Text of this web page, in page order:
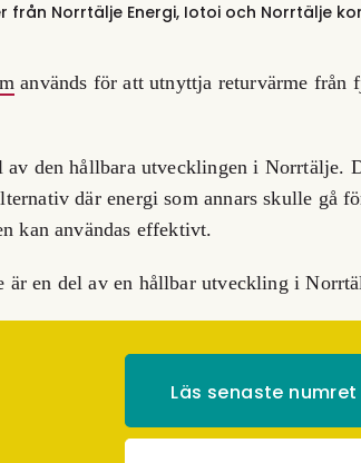
Norrtälje Energi, Iotoi och Norrtälje
används för att utnyttja returvärme från
den hållbara utvecklingen i Norrtälje.
där energi som annars skulle gå
kan användas effektivt.
är en del av en hållbar utveckling i
Läs senaste numret